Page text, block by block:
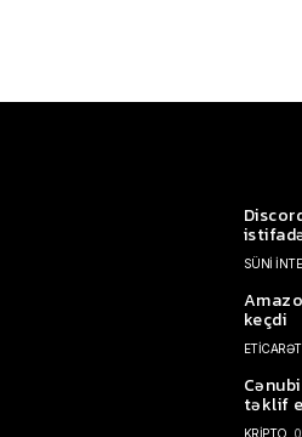
SÜNİ
keçdi
ETİCARƏT
təklif
KRİPTO